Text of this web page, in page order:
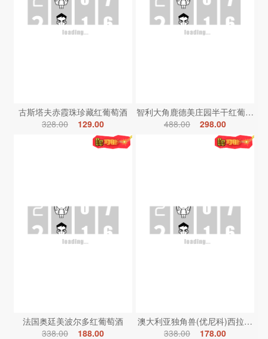
古斯塔夫赤霞珠珍藏红葡萄酒
328.00
129.00
智利大角鹿德美庄园半干红葡萄酒
488.00
298.00
法国奥廷美波尔多红葡萄酒
338.00
188.00
澳大利亚独角兽(优尼科)西拉红葡
338.00
178.00